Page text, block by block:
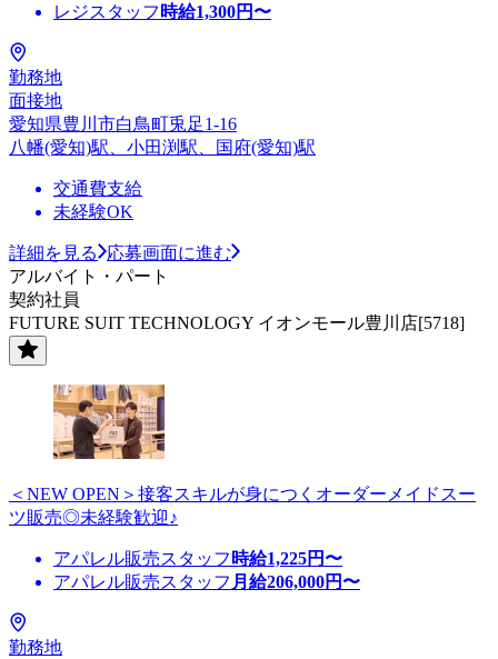
レジスタッフ 時給1,300円〜
勤務地
面接地
愛知県豊川市白鳥町兎足1-16
八幡(愛知)駅、小田渕駅、国府(愛知)駅
交通費支給
未経験OK
詳細を見る
応募画面に進む
アルバイト・パート
契約社員
FUTURE SUIT TECHNOLOGY イオンモール豊川店[5718]
＜NEW OPEN＞接客スキルが身につくオーダーメイドスー
ツ販売◎未経験歓迎♪
アパレル販売スタッフ 時給1,225円〜
アパレル販売スタッフ 月給206,000円〜
勤務地